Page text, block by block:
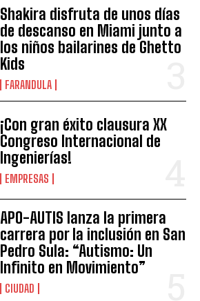
Shakira disfruta de unos días
de descanso en Miami junto a
los niños bailarines de Ghetto
Kids
FARANDULA
¡Con gran éxito clausura XX
Congreso Internacional de
Ingenierías!
EMPRESAS
APO-AUTIS lanza la primera
carrera por la inclusión en San
Pedro Sula: “Autismo: Un
Infinito en Movimiento”
CIUDAD